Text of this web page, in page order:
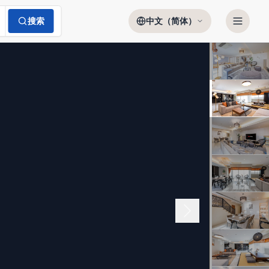
中文（简体）
搜索